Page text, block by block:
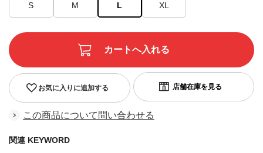
S M L XL
お気に入りに追加する
この商品について問い合わせる
関連 KEYWORD